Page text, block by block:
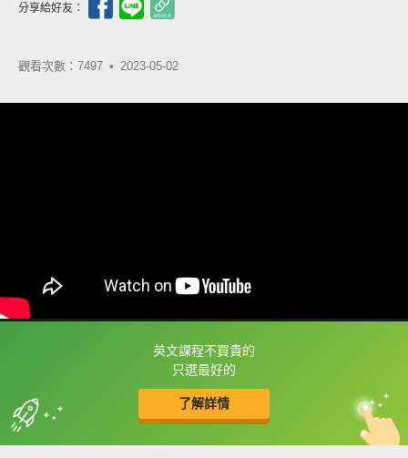
分享給好友：
觀看次數：7497 • 2023-05-02
英文課程不買貴的
只選最好的
了解詳情
框選或點兩下字幕可以直接查字典喔！